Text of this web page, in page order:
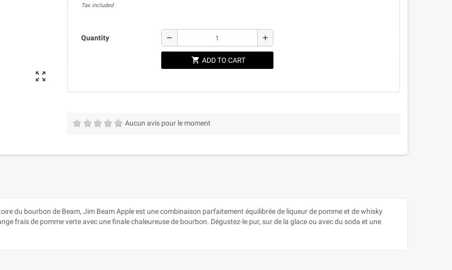
zoom_out_map
Tax included
Quantity remove add
shopping_cart ADD TO CART
Aucun avis pour le moment
du bourbon de Beam, Jim Beam Apple est une combinaison parfaitement équilibrée de liqueur de pomme et de whisky
frais de pomme verte avec une finale chaleureuse de bourbon. Dégustez-le pur, sur de la glace ou avec du soda et une